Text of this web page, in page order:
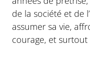
de la société et de
assumer sa vie,
courage, et surtout